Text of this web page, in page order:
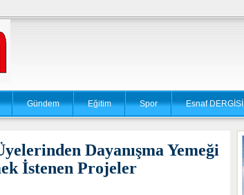
Gündem Eğitim Spor Esnaf DERGİSİ
Dayanışma Yemeği
İstenen Projeler